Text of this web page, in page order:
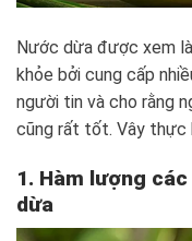
Nước dừa được xem
khỏe bởi cung cấp
người tin và cho rằng
cũng rất tốt. Vây thực
1. Hàm lượng
dừa